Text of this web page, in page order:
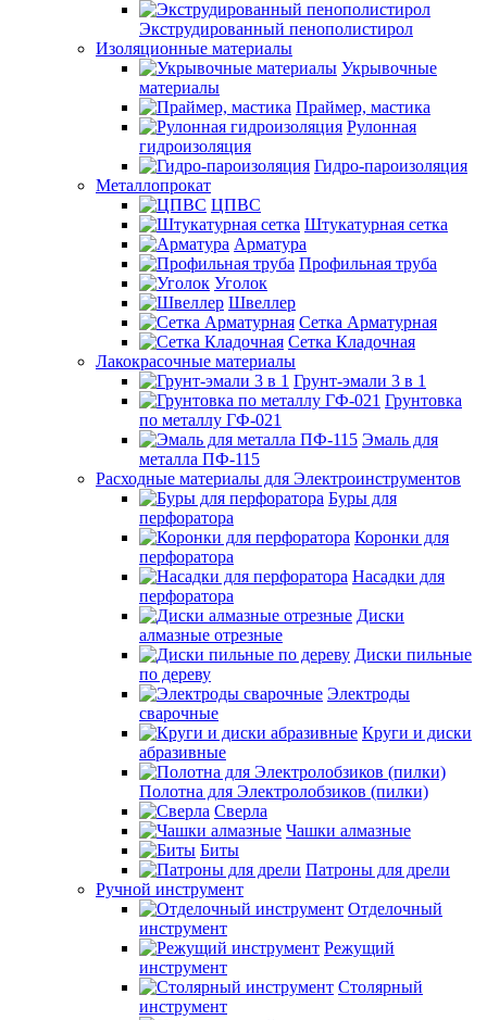
Экструдированный пенополистирол
Изоляционные материалы
Укрывочные
материалы
Праймер, мастика
Рулонная
гидроизоляция
Гидро-пароизоляция
Металлопрокат
ЦПВС
Штукатурная сетка
Арматура
Профильная труба
Уголок
Швеллер
Сетка Арматурная
Сетка Кладочная
Лакокрасочные материалы
Грунт-эмали 3 в 1
Грунтовка
по металлу ГФ-021
Эмаль для
металла ПФ-115
Расходные материалы для Электроинструментов
Буры для
перфоратора
Коронки для
перфоратора
Насадки для
перфоратора
Диски
алмазные отрезные
Диски пильные
по дереву
Электроды
сварочные
Круги и диски
абразивные
Полотна для Электролобзиков (пилки)
Сверла
Чашки алмазные
Биты
Патроны для дрели
Ручной инструмент
Отделочный
инструмент
Режущий
инструмент
Столярный
инструмент